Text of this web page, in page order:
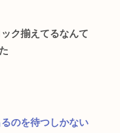
ク揃えてるなんて
のを待つしかない